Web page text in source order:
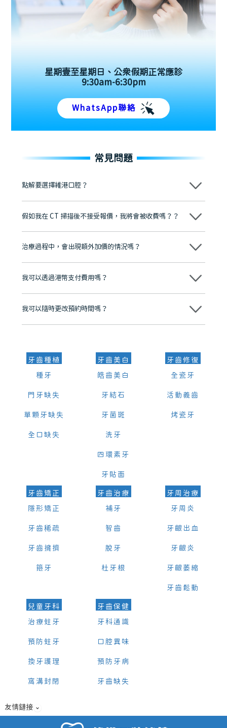
星期壹至星期日、公眾假期正常應診
9:30am-6:30pm
WhatsApp聯絡
常見問題
點解要選擇維港口腔？
維港口腔踐行「醫道濟世」的大學校訓，各分院匯聚來自香港、內地的
牌」、「2025香港企業領袖品牌」，是諾貝爾種植系統全球放心植牙中
至今已服務超過三十個國家和地區的顧客，受到粵港澳大灣區及周邊城
市市民極高的口碑評價及信任推薦 珠海、深圳設有八大分院，香港亦設
有咨詢及服務保障中心，有任何問題都可以隨時預約免費咨詢，讓人十
假如我在 CT 掃描後不接受報價，我將會被收費嗎？？
不會！只要未開始實際服務之前，你不會被收取任何費用。
治療過程中，會出現額外加價的情況嗎？
不會，治療前我們會詳細說明治療方案及對應的價錢，顧客同意並簽字
我可以透過港幣支付費用嗎？
可以。維港口腔會按照當日匯率轉算收取費用，而匯率會及時告知客人
我可以隨時更改預約時間嗎？
可以，請盡早通過wechat或whatsapp聯絡我們，告知我們你原本預約
牙齒種植
種牙
門牙缺失
單顆牙缺失
全口缺失
牙齒美白
皓齒美白
牙結石
牙菌斑
洗牙
四環素牙
牙貼面
牙齒修復
全瓷牙
活動義齒
烤瓷牙
牙齒矯正
隱形矯正
牙齒稀疏
牙齒擁擠
箍牙
牙齒治療
補牙
智齒
脫牙
杜牙根
牙周治療
牙周炎
牙齦出血
牙齦炎
牙齦萎縮
牙齒鬆動
兒童牙科
治療蛀牙
預防蛀牙
換牙護理
窩溝封閉
牙齒保健
牙科通識
口腔異味
預防牙病
牙齒缺失
友情鏈接